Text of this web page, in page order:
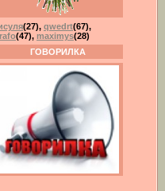
(27), qwedrt(67),
(47), maximys(28)
ГОВОРИЛКА